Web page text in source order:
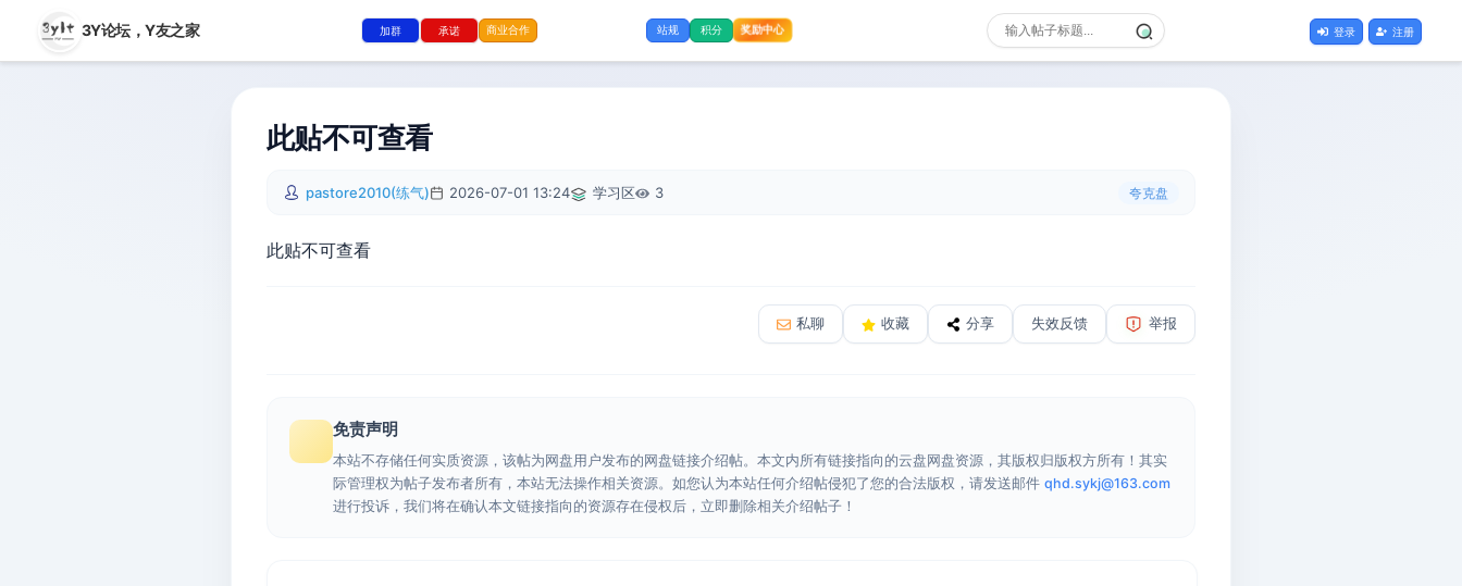
3Y论坛，Y友之家 加群 承诺 商业合作 站规 积分 奖励中心 登录 注册
此贴不可查看
pastore2010(练气) 2026-07-01 13:24 学习区 3 夸克盘
此贴不可查看
私聊 收藏 分享 失效反馈 举报
免责声明
本站不存储任何实质资源，该帖为网盘用户发布的网盘链接介绍帖。本文内所有链接指向的云盘网盘资源，其版权归版权方所有！其实
际管理权为帖子发布者所有，本站无法操作相关资源。如您认为本站任何介绍帖侵犯了您的合法版权，请发送邮件 qhd.sykj@163.com
进行投诉，我们将在确认本文链接指向的资源存在侵权后，立即删除相关介绍帖子！